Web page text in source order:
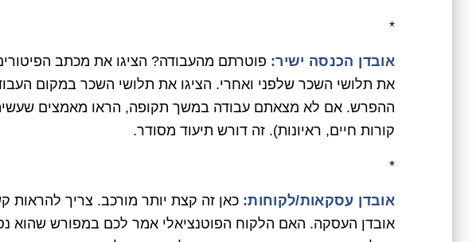
*
אובדן הכנסה ישיר: פוטרתם מהעבודה? הציגו את מכתב
את תלושי השכר שלפני ואחרי. הציגו את תלושי השכר במקום
ההפרש. אם לא מצאתם עבודה במשך תקופה, הראו מאמצים
קורות חיים, ראיונות). זה דורש תיעוד מסודר.
*
אובדן עסקאות/לקוחות: כאן זה קצת יותר מורכב. צריך להראות
אובדן העסקה. האם הלקוח הפוטנציאלי אמר לכם במפורש שהוא